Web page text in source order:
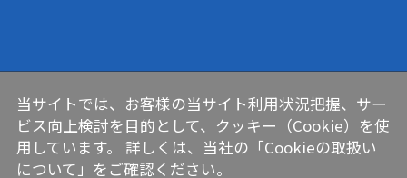
当サイトでは、お客様の当サイト利用状況把握、サー
ビス向上検討を目的として、クッキー（Cookie）を使
用しています。 詳しくは、当社の 「Cookieの取扱い
について」 をご確認ください。